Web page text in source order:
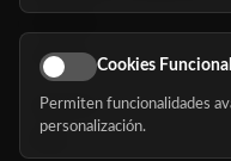
Eventos
Nosotros
Cookies
Permiten funcionalidades
personalización.